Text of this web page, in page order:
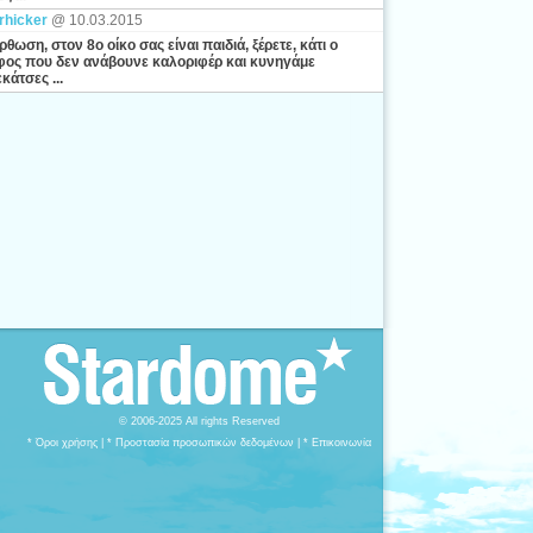
@ 10.03.2015
στον 8ο οίκο σας είναι παιδιά, ξέρετε, κάτι ο
που δεν ανάβουνε καλοριφέρ και κυνηγάμε
...
© 2006-2025 All rights Reserved
* Όροι χρήσης
* Προστασία προσωπικών δεδομένων * Επικοινωνία